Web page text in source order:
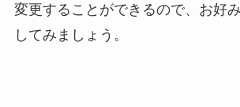
変更することができるので、お好
してみましょう。